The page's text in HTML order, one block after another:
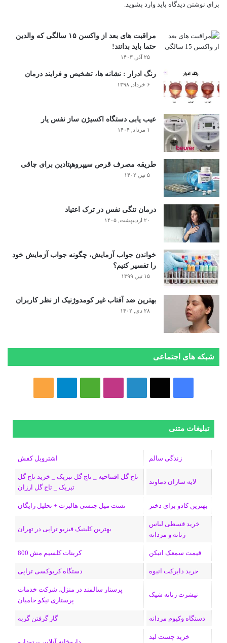
برای نوشتن دیدگاه باید وارد بشوید.
مراقبت های بعد از واکسن ۱۵ سالگی که والدین
حتما باید بدانند!
۲۵ آذر, ۱۴۰۳
رنگ ادرار : نشانه ها، تشخیص و فرایند درمان
۶ خرداد, ۱۳۹۸
عیب یابی دستگاه اکسیژن ساز نفس یار
۱ مرداد, ۱۴۰۴
طریقه مصرف قرص سیپروهپتادین برای چاقی
۵ تیر, ۱۴۰۲
درمان تنگی نفس در ترک اعتیاد
۲۰ اردیبهشت, ۱۴۰۵
خواندن جواب آزمایش، چگونه جواب آزمایش خود
را تفسیر کنیم؟
۱۵ تیر, ۱۳۹۹
بهترین ضد آفتاب غیر کومدوژنیک از نظر کاربران
۲۸ دی, ۱۴۰۲
شبکه های اجتماعی
تبلیغات متنی
زندگی سالم اشتروبل کفش
لایه سازان دماوند
تاج گل افتتاحیه _ تاج گل تبریک _ خرید تاج گل
تبریک _ تاج گل ارزان
بهترین کادو برای دختر تست میل جنسی هالبرت + تحلیل رایگان
خرید قسطی لباس
زنانه و مردانه
بهترین کلینیک فیزیو تراپی در تهران
قیمت سمعک اتیکن کربنات کلسیم مش 800
خرید دایرکت انبوه دستگاه کربوکسی تراپی
تیشرت زنانه شیک
پرستار سالمند در منزل، شرکت خدمات
پرستاری نیکو حامیان
دستگاه وکیوم مردانه گاز گرفتن گربه
خرید چست لید